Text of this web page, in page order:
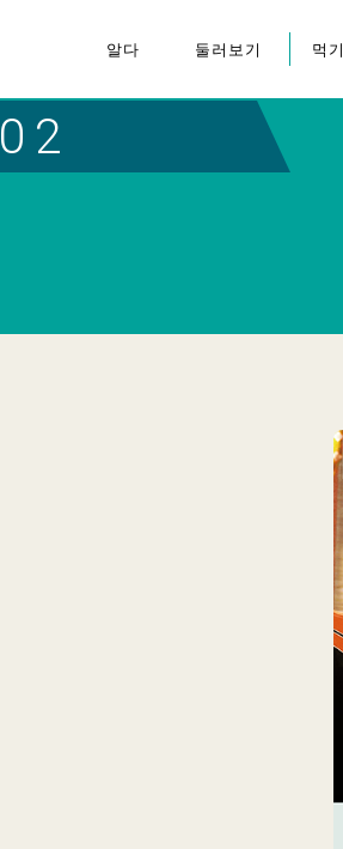
알다
“뽕나무 도시 이야기”에 대하
구성 문화재
둘러보기
하치오지 축제
먹기
02